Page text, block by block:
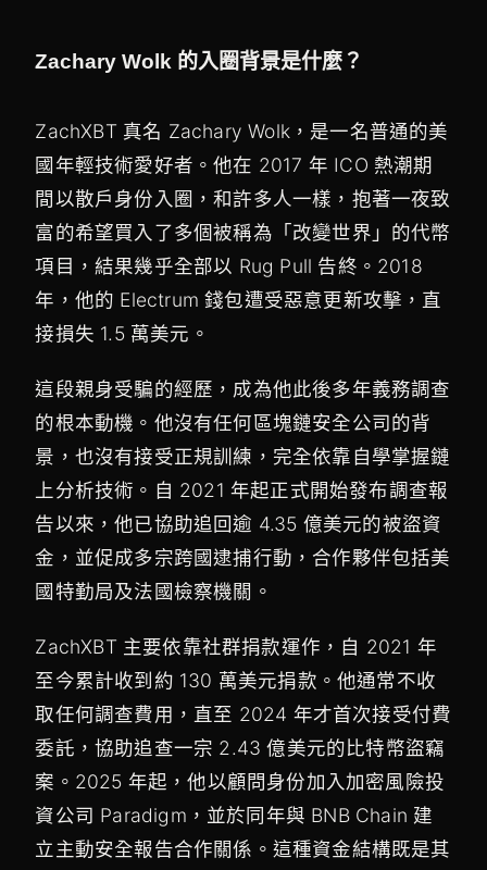
Zachary Wolk 的入圈背景是什麼？
ZachXBT 真名 Zachary Wolk，是一名普通的美
國年輕技術愛好者。他在 2017 年 ICO 熱潮期
間以散戶身份入圈，和許多人一樣，抱著一夜致
富的希望買入了多個被稱為「改變世界」的代幣
項目，結果幾乎全部以 Rug Pull 告終。2018
年，他的 Electrum 錢包遭受惡意更新攻擊，直
接損失 1.5 萬美元。
這段親身受騙的經歷，成為他此後多年義務調查
的根本動機。他沒有任何區塊鏈安全公司的背
景，也沒有接受正規訓練，完全依靠自學掌握鏈
上分析技術。自 2021 年起正式開始發布調查報
告以來，他已協助追回逾 4.35 億美元的被盜資
金，並促成多宗跨國逮捕行動，合作夥伴包括美
國特勤局及法國檢察機關。
ZachXBT 主要依靠社群捐款運作，自 2021 年
至今累計收到約 130 萬美元捐款。他通常不收
取任何調查費用，直至 2024 年才首次接受付費
委託，協助追查一宗 2.43 億美元的比特幣盜竊
案。2025 年起，他以顧問身份加入加密風險投
資公司 Paradigm，並於同年與 BNB Chain 建
立主動安全報告合作關係。這種資金結構既是其